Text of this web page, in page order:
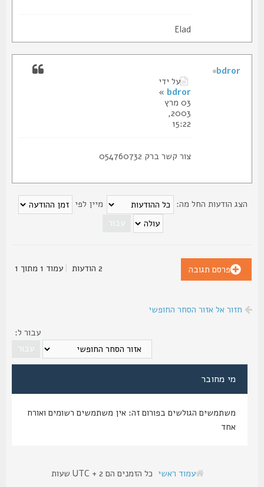
על ידי
bdror
»
03 מרץ
2003,
15:22
צור קשר ברק 054760732
bdror
הודעות החל מה: מיין לפי
פרסם תגובה |עמוד1מתוך1
חזור אל אזור הסחר החופשי
עבור ל:
מי מחובר
משתמשים הגולשים בפורום זה: אין משתמשים רשומים ואורח
עמוד ראשי כל הזמנים הם UTC + 2 שעות